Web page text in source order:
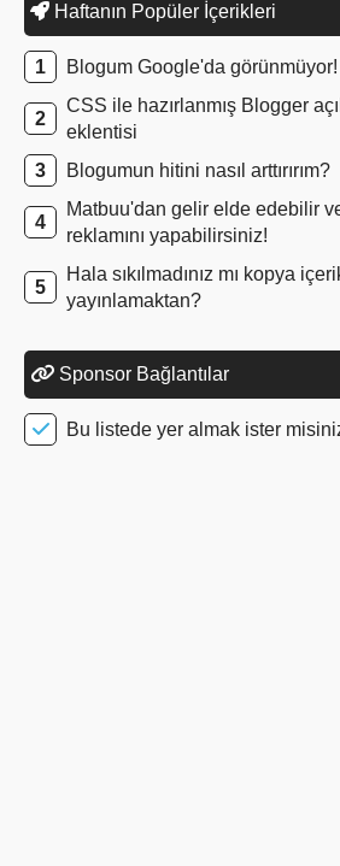
Haftanın Popüler İçerikleri
Blogum Google'da görünmüyor!
CSS ile hazırlanmış Blogger
eklentisi
Blogumun hitini nasıl arttırırım?
Matbuu'dan gelir elde edebilir
reklamını yapabilirsiniz!
Hala sıkılmadınız mı kopya
yayınlamaktan?
Sponsor Bağlantılar
Bu listede yer almak ister